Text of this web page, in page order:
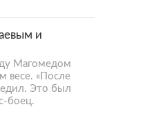
и
Магомедом
весе. «После
Это был
боец.